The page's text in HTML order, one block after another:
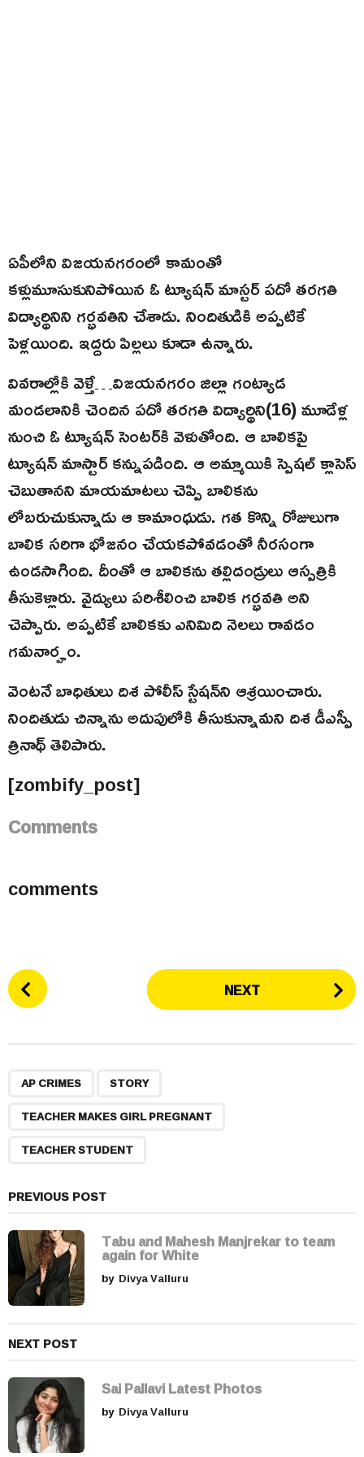
ఏపీలోని విజయనగరంలో కామంతో
కళ్లుమూసుకునిపోయిన ఓ ట్యూషన్ మాస్టర్ పదో తరగతి
విద్యార్థినిని గర్భవతిని చేశాడు. నిందితుడికి అప్పటికే
పెళ్లయింది. ఇద్దరు పిల్లలు కూడా ఉన్నారు.
వివరాల్లోకి వెళ్తే…విజయనగరం జిల్లా గంట్యాడ
మండలానికి చెందిన పదో తరగతి విద్యార్థిని(16) మూడేళ్ల
నుంచి ఓ ట్యూషన్ సెంటర్‌కి వెళుతోంది. ఆ బాలికపై
ట్యూషన్ మాస్టార్ కన్నుపడింది. ఆ అమ్మాయికి స్పెషల్ క్లాసెస్
చెబుతానని మాయమాటలు చెప్పి బాలికను
లోబరుచుకున్నాడు ఆ కామాంధుడు. గత కొన్ని రోజులుగా
బాలిక సరిగా భోజనం చేయకపోవడంతో నీరసంగా
ఉండసాగింది. దీంతో ఆ బాలికను తల్లిదండ్రులు ఆస్పత్రికి
తీసుకెళ్లారు. వైద్యులు పరిశీలించి బాలిక గర్భవతి అని
చెప్పారు. అప్పటికే బాలికకు ఎనిమిది నెలలు రావడం
గమనార్హం.
వెంటనే బాధితులు దిశ పోలీస్ స్టేషన్‌ని ఆశ్రయించారు.
నిందితుడు చిన్నాను అదుపులోకి తీసుకున్నామని దిశ డీఎస్పీ
త్రినాథ్ తెలిపారు.
[zombify_post]
Comments
comments
P
o
t
i
o
n
NEXT
AP CRIMES STORY
TEACHER MAKES GIRL PREGNANT
TEACHER STUDENT
PREVIOUS POST
Tabu and Mahesh Manjrekar to team
again for White
by Divya Valluru
NEXT POST
Sai Pallavi Latest Photos
by Divya Valluru